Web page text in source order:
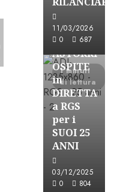
11/03/2026
0
687
1 minuti
di lettura
Astorri News
FREE
ASTORRI
OSPITE
in
DIRETTA
a RGS
per i
SUOI 25
ANNI
03/12/2025
0
804